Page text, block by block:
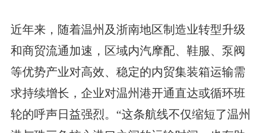
近年来，随着温州及浙南地区制造业转型升级
和商贸流通加速，区域内汽摩配、鞋服、泵阀
等优势产业对高效、稳定的内贸集装箱运输需
求持续增长，企业对温州港开通直达或循环班
轮的呼声日益强烈。“这条航线不仅缩短了温州